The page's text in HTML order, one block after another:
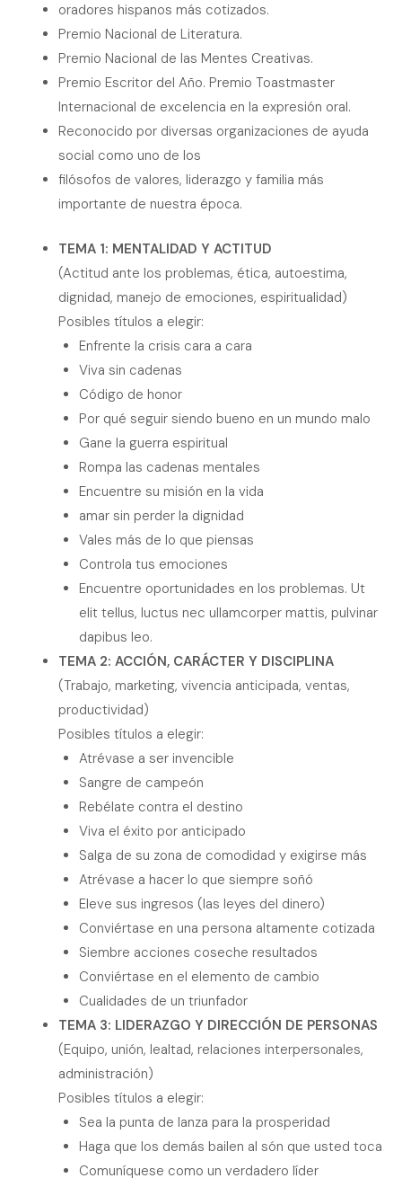
oradores hispanos más cotizados.
Premio Nacional de Literatura.
Premio Nacional de las Mentes Creativas.
Premio Escritor del Año. Premio Toastmaster
Internacional de excelencia en la expresión oral.
Reconocido por diversas organizaciones de ayuda
social como uno de los
filósofos de valores, liderazgo y familia más
importante de nuestra época.
TEMA 1: MENTALIDAD Y ACTITUD
(Actitud ante los problemas, ética, autoestima,
dignidad, manejo de emociones, espiritualidad)
Posibles títulos a elegir:
Enfrente la crisis cara a cara
Viva sin cadenas
Código de honor
Por qué seguir siendo bueno en un mundo malo
Gane la guerra espiritual
Rompa las cadenas mentales
Encuentre su misión en la vida
amar sin perder la dignidad
Vales más de lo que piensas
Controla tus emociones
Encuentre oportunidades en los problemas. Ut
elit tellus, luctus nec ullamcorper mattis, pulvinar
dapibus leo.
TEMA 2: ACCIÓN, CARÁCTER Y DISCIPLINA
(Trabajo, marketing, vivencia anticipada, ventas,
productividad)
Posibles títulos a elegir:
Atrévase a ser invencible
Sangre de campeón
Rebélate contra el destino
Viva el éxito por anticipado
Salga de su zona de comodidad y exigirse más
Atrévase a hacer lo que siempre soñó
Eleve sus ingresos (las leyes del dinero)
Conviértase en una persona altamente cotizada
Siembre acciones coseche resultados
Conviértase en el elemento de cambio
Cualidades de un triunfador
TEMA 3: LIDERAZGO Y DIRECCIÓN DE PERSONAS
(Equipo, unión, lealtad, relaciones interpersonales,
administración)
Posibles títulos a elegir:
Sea la punta de lanza para la prosperidad
Haga que los demás bailen al són que usted toca
Comuníquese como un verdadero líder